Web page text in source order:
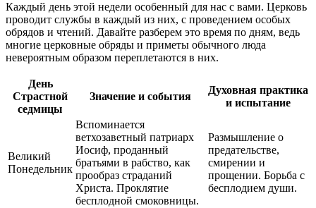
Каждый день этой недели особенный для нас с вами. Церковь
проводит службы в каждый из них, с проведением особых
обрядов и чтений. Давайте разберем это время по дням, ведь
многие церковные обряды и приметы обычного люда
невероятным образом переплетаются в них.
День
Страстной
седмицы
Значение и события
Духовная практика
и испытание
Великий
Понедельник
Вспоминается
ветхозаветный патриарх
Иосиф, проданный
братьями в рабство, как
прообраз страданий
Христа. Проклятие
бесплодной смоковницы.
Размышление о
предательстве,
смирении и
прощении. Борьба с
бесплодием души.